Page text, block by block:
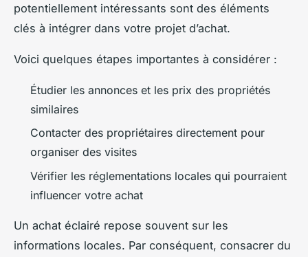
potentiellement intéressants sont des éléments
clés à intégrer dans votre projet d’achat.
Voici quelques étapes importantes à considérer :
Étudier les annonces et les prix des propriétés
similaires
Contacter des propriétaires directement pour
organiser des visites
Vérifier les réglementations locales qui pourraient
influencer votre achat
Un achat éclairé repose souvent sur les
informations locales. Par conséquent, consacrer du